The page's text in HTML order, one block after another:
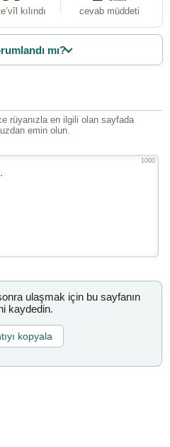
kılındı
cevab müddeti
mı?
rüyanızla en ilgili olan sayfada
emin olun.
1000
ulaşmak için bu sayfanın
kaydedin.
kopyala